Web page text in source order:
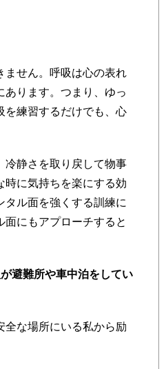
せん。呼吸は心の表れ
あります。つまり、ゆっ
を練習するだけでも、心
静さを取り戻して物事
時に気持ちを楽にする効
ル面を強くする訓練に
にもアプローチすると
避難所や車中泊をしてい
な場所にいる私から励